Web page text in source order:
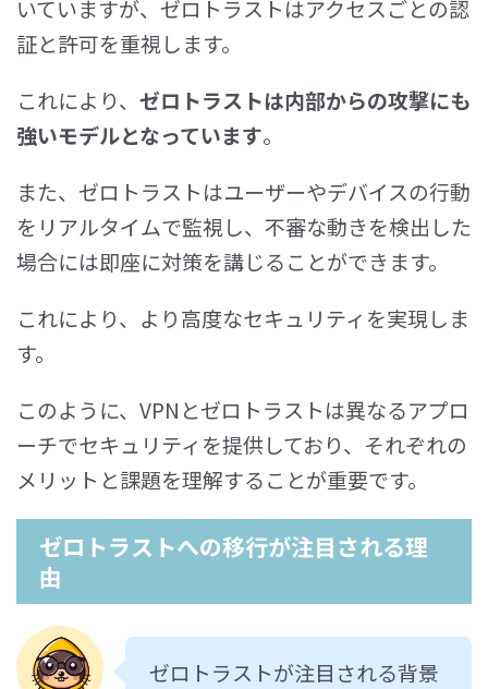
いていますが、ゼロトラストはアクセスごとの認
証と許可を重視します。
これにより、 ゼロトラストは内部からの攻撃にも
強いモデルとなっています。
また、ゼロトラストはユーザーやデバイスの行動
をリアルタイムで監視し、不審な動きを検出した
場合には即座に対策を講じることができます。
これにより、より高度なセキュリティを実現しま
す。
このように、VPNとゼロトラストは異なるアプロ
ーチでセキュリティを提供しており、それぞれの
メリットと課題を理解することが重要です。
ゼロトラストへの移行が注目される理
由
ゼロトラストが注目される背景